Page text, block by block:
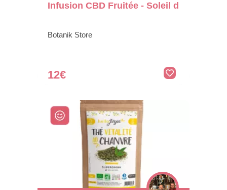
Infusion CBD Fruitée - Soleil d
Botanik Store
12€